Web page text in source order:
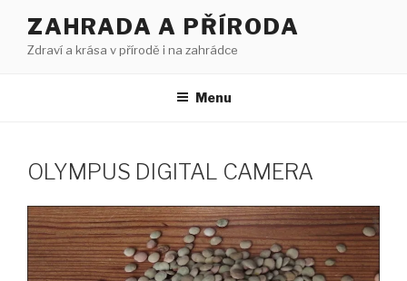
obsahu
ZAHRADA A PŘÍRODA
Zdraví a krása v přírodě i na zahrádce
Menu
OLYMPUS DIGITAL CAMERA